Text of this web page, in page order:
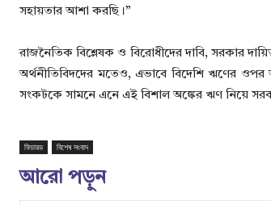
সহায়তার আশা করছি।”
রাজনৈতিক বিশ্লেষক ও বিরোধীদের দাবি, সরকার
অর্থনীতিবিদদের মতেও, এভাবে বিদেশি ঋণের ওপর
সংকটকে সামনে এনে এই বিশাল অঙ্কের ঋণ নিয়ে
ফিচারড বিশেষ সংবাদ
আরো পড়ুন